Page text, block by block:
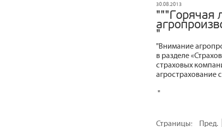
30.08.2013
"""Горячая
"
"Внимание
в разделе
страховых
агрострахование
"
Страницы:
Пред.